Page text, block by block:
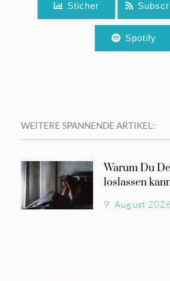
Sticher
Spotify
WEITERE SPANNENDE ARTIKEL:
Warum Du
loslassen
9. August 2026